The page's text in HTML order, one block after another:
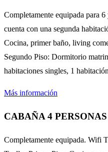
Completamente equipada para
cuenta con una segunda
Cocina, primer baño, living
Segundo Piso: Dormitorio
habitaciones singles, 1
Más información
CABAÑA 4 PERSONAS
Completamente equipada. Wifi